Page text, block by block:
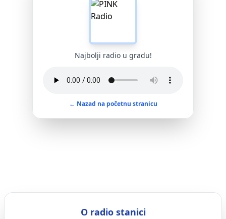
Najbolji radio u gradu!
← Nazad na početnu stranicu
O radio stanici